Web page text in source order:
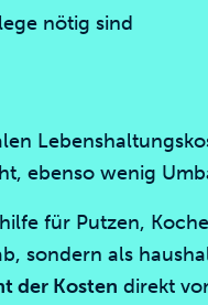
nötig sind
ebenso wenig
für Putzen,
sondern als
der Kosten direkt